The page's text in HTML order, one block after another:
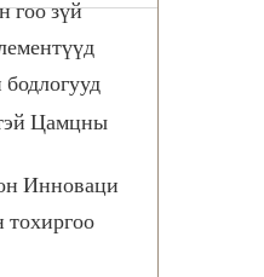
гоо зүй
Цамцны
Инноваци
тохиргоо